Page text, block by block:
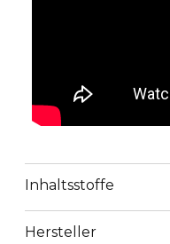
Inhaltsstoffe
Hersteller